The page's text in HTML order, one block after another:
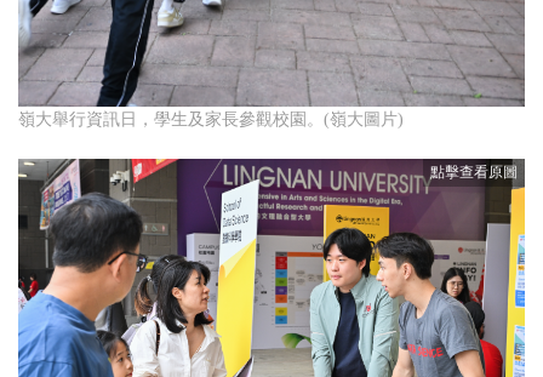
嶺大舉行資訊日，學生及家長參觀校園。(嶺大圖片)